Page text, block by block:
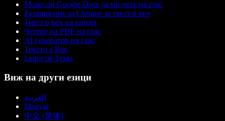
Може ли Google Docs да ми чете на глас
Разширение за Chrome за текст в реч
Текст в реч на хинди
Четене на PDF на глас
AI генератор на глас
Тексто а Вос
Leitor de Texto
Виж на други езици
العربية
Magyar
中文 (简体)